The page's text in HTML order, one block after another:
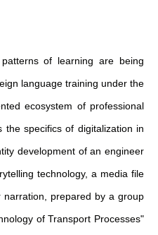
of learning are being
language training under the
ecosystem of professional
the specifics of digitalization in
development of an engineer
technology, a media file
narration, prepared by a group
of Transport Processes"